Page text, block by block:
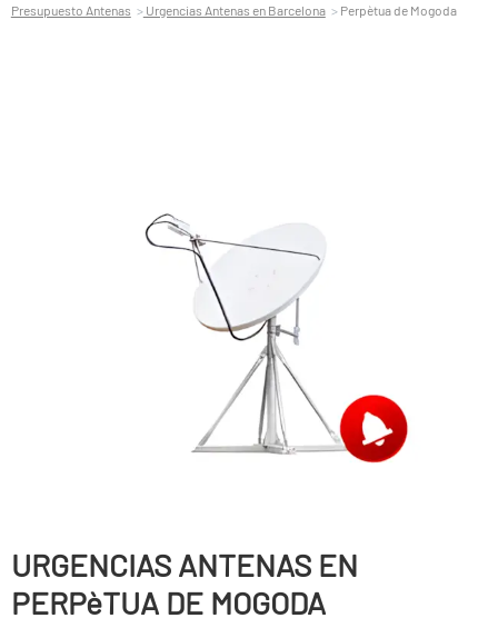
Presupuesto Antenas Urgencias Antenas en Barcelona Perpètua de Mogoda
URGENCIAS ANTENAS EN
PERPèTUA DE MOGODA